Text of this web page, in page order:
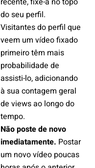
do seu perfil.
Visitantes do perfil que
veem um vídeo fixado
primeiro têm mais
probabilidade de
assisti-lo, adicionando
à sua contagem geral
de views ao longo do
tempo.
Não poste de novo
imediatamente. Postar
um novo vídeo poucas